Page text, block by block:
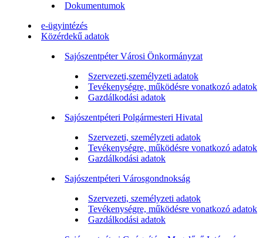
Dokumentumok
e-ügyintézés
Közérdekű adatok
Sajószentpéter Városi Önkormányzat
Szervezeti,személyzeti adatok
Tevékenységre, működésre vonatkozó adatok
Gazdálkodási adatok
Sajószentpéteri Polgármesteri Hivatal
Szervezeti, személyzeti adatok
Tevékenységre, működésre vonatkozó adatok
Gazdálkodási adatok
Sajószentpéteri Városgondnokság
Szervezeti, személyzeti adatok
Tevékenységre, működésre vonatkozó adatok
Gazdálkodási adatok